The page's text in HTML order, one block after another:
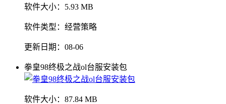
软件大小： 5.93 MB
软件类型： 经营策略
更新日期： 08-06
拳皇98终极之战ol台服安装包
软件大小： 87.84 MB